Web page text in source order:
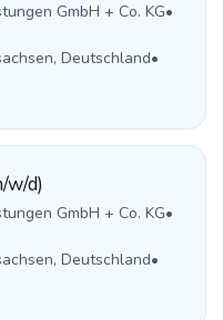
GmbH + Co. KG•
Deutschland•
w/d)
GmbH + Co. KG•
Deutschland•